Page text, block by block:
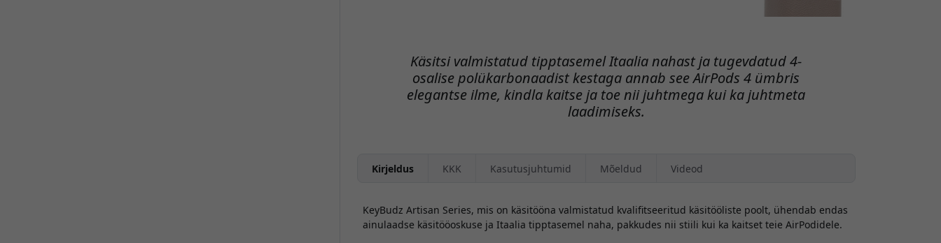
Käsitsi valmistatud tipptasemel Itaalia nahast ja tugevdatud 4-
osalise polükarbonaadist kestaga annab see AirPods 4 ümbris
elegantse ilme, kindla kaitse ja toe nii juhtmega kui ka juhtmeta
laadimiseks.
Kirjeldus KKK Kasutusjuhtumid Mõeldud Videod
KeyBudz Artisan Series, mis on käsitööna valmistatud kvalifitseeritud käsitööliste poolt, ühendab endas
ainulaadse käsitööoskuse ja Itaalia tipptasemel naha, pakkudes nii stiili kui ka kaitset teie AirPodidele.